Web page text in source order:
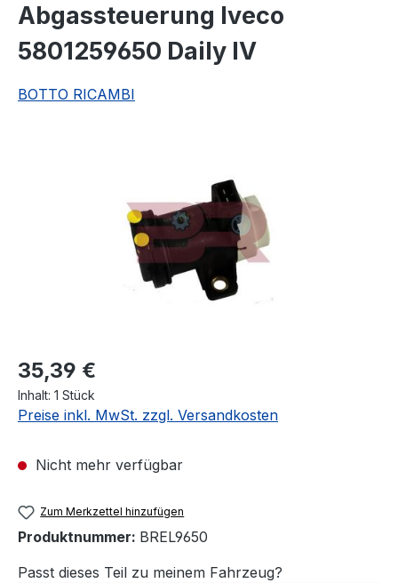
Abgassteuerung Iveco
5801259650 Daily IV
BOTTO RICAMBI
Regulärer Preis:
35,39 €
Inhalt: 1 Stück
Preise inkl. MwSt. zzgl. Versandkosten
Nicht mehr verfügbar
Zum Merkzettel hinzufügen
Produktnummer: BREL9650
Passt dieses Teil zu meinem Fahrzeug?